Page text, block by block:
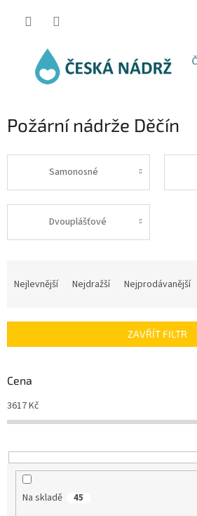
Požární nádrže Děčín
Samonosné
Dvouplášťové
í
r
o
d
u
t
ů
Nejlevnější Nejdražší Nejprodávanější
ZAVŘÍT FILTR
Cena
3617Kč
Na skladě 45